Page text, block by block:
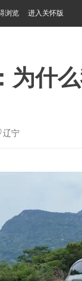
浏览 进入关怀版
为什
辽宁